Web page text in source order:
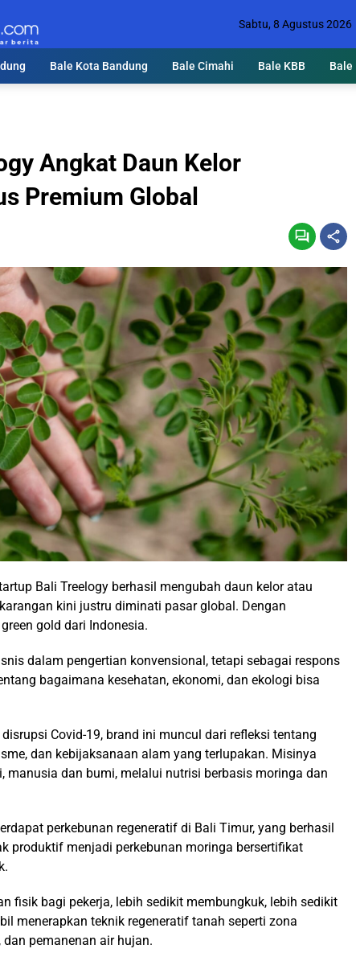
Sabtu, 8 Agustus 2026
Bale Kota Bandung Bale Cimahi Bale KBB Bale
Angkat Daun Kelor
Premium Global
Bali Treelogy berhasil mengubah daun kelor atau
kini justru diminati pasar global. Dengan
gold dari Indonesia.
dalam pengertian konvensional, tetapi sebagai respons
bagaimana kesehatan, ekonomi, dan ekologi bisa
Covid-19, brand ini muncul dari refleksi tentang
dan kebijaksanaan alam yang terlupakan. Misinya
manusia dan bumi, melalui nutrisi berbasis moringa dan
perkebunan regeneratif di Bali Timur, yang berhasil
produktif menjadi perkebunan moringa bersertifikat
fisik bagi pekerja, lebih sedikit membungkuk, lebih sedikit
menerapkan teknik regeneratif tanah seperti zona
pemanenan air hujan.